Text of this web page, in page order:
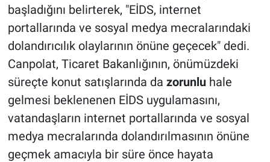
başladığını belirterek, "EİDS, internet
portallarında ve sosyal medya mecralarındaki
dolandırıcılık olaylarının önüne geçecek" dedi.
Canpolat, Ticaret Bakanlığının, önümüzdeki
süreçte konut satışlarında da zorunluhale
gelmesi beklenenen EİDS uygulamasını,
vatandaşların internet portallarında ve sosyal
medya mecralarında dolandırılmasının önüne
geçmek amacıyla bir süre önce hayata